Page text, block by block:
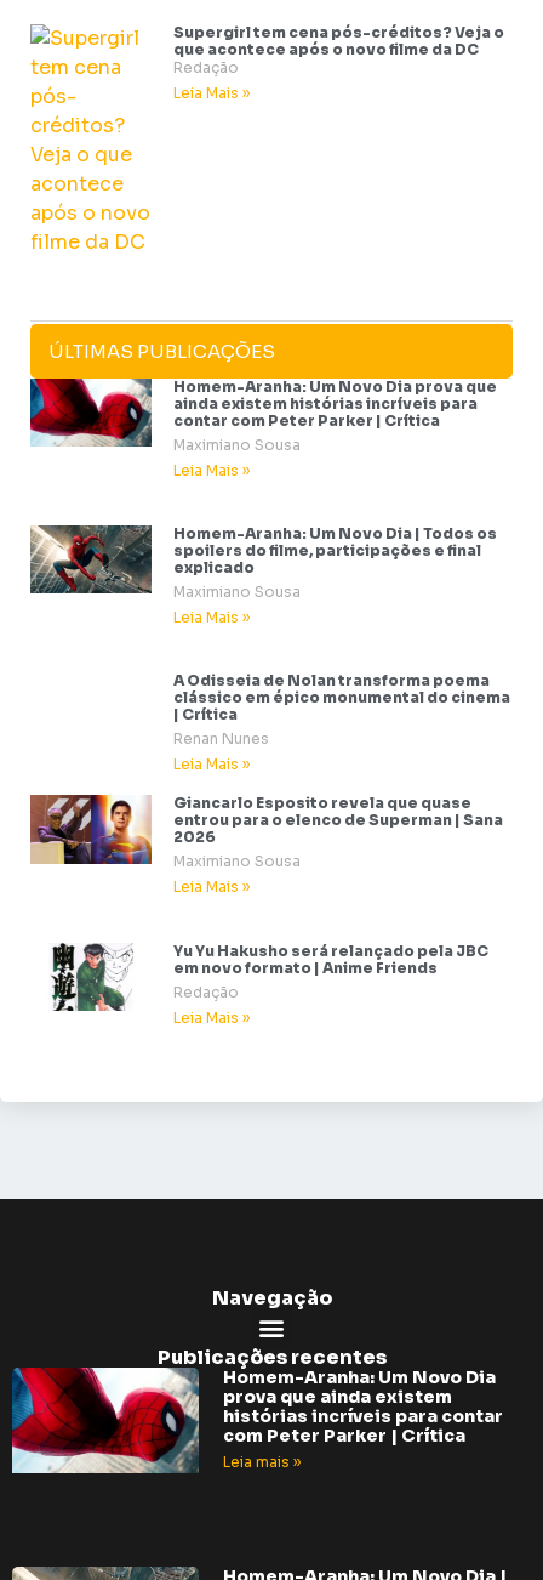
Supergirl tem cena pós-créditos? Veja o
que acontece após o novo filme da DC
Redação
Leia Mais »
ÚLTIMAS PUBLICAÇÕES
Homem-Aranha: Um Novo Dia prova que
ainda existem histórias incríveis para
contar com Peter Parker | Crítica
Maximiano Sousa
Leia Mais »
Homem-Aranha: Um Novo Dia | Todos os
spoilers do filme, participações e final
explicado
Maximiano Sousa
Leia Mais »
A Odisseia de Nolan transforma poema
clássico em épico monumental do cinema
| Crítica
Renan Nunes
Leia Mais »
Giancarlo Esposito revela que quase
entrou para o elenco de Superman | Sana
2026
Maximiano Sousa
Leia Mais »
Yu Yu Hakusho será relançado pela JBC
em novo formato | Anime Friends
Redação
Leia Mais »
Navegação
Publicações recentes
Homem-Aranha: Um Novo Dia
prova que ainda existem
histórias incríveis para contar
com Peter Parker | Crítica
Leia mais »